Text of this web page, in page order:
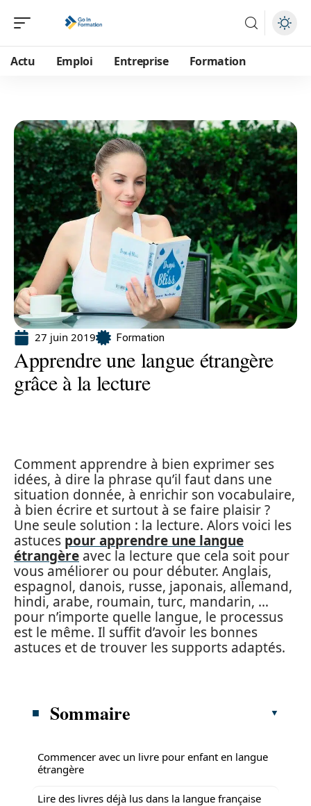
Actu Emploi Entreprise Formation
27 juin 2019 Formation
Apprendre une langue étrangère
grâce à la lecture
Comment apprendre à bien exprimer ses
idées, à dire la phrase qu’il faut dans une
situation donnée, à enrichir son vocabulaire,
à bien écrire et surtout à se faire plaisir ?
Une seule solution : la lecture. Alors voici les
astuces pour apprendre une langue
étrangère avec la lecture que cela soit pour
vous améliorer ou pour débuter. Anglais,
espagnol, danois, russe, japonais, allemand,
hindi, arabe, roumain, turc, mandarin, …
pour n’importe quelle langue, le processus
est le même. Il suffit d’avoir les bonnes
astuces et de trouver les supports adaptés.
Sommaire
Commencer avec un livre pour enfant en langue
étrangère
Lire des livres déjà lus dans la langue française